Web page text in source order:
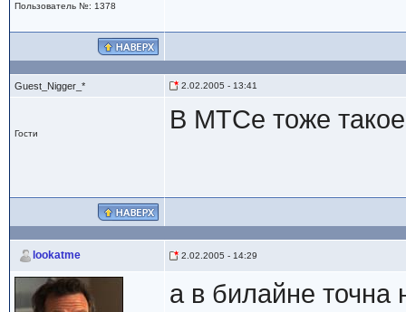
Пользователь №: 1378
Guest_Nigger_* 2.02.2005 - 13:41
Гости В МТСе тоже
lookatme 2.02.2005 - 14:29
а в билайне точна